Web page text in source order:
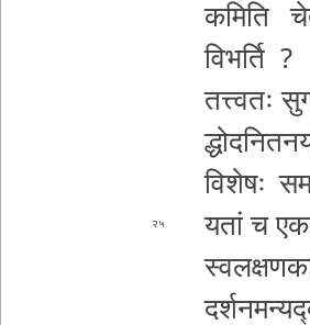
क­मि­ति
विभर्ति
तत्त्वतः
विशेषः
२५
यतां च